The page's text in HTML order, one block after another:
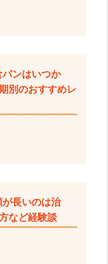
ンはいつか
別のおすすめレ
長いのは治
など経験談